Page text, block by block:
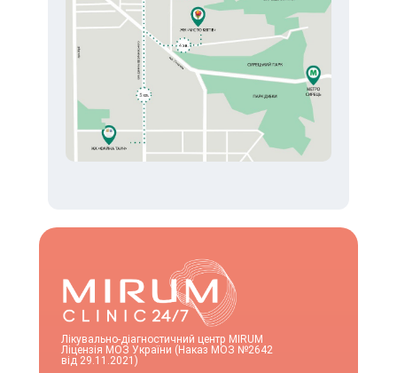
Лікувально-діагностичний центр MIRUM
Ліцензія МОЗ України (Наказ МОЗ №2642
від 29.11.2021)